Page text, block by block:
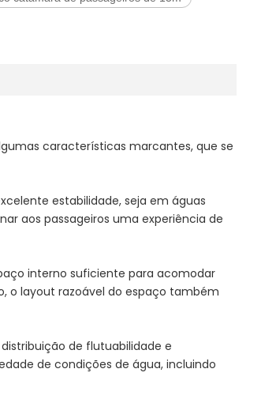
características marcantes, que se
estabilidade, seja em águas
aos passageiros uma experiência de
interno suficiente para acomodar
o layout razoável do espaço também
de flutuabilidade e
de condições de água, incluindo